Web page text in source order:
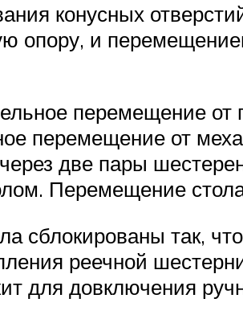
конусных
и
перемещение
перемещение от
через две пары
Перемещение
сблокированы так,
реечной
для довключения